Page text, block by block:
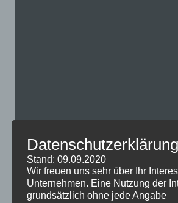
Datenschutzerklärung
Stand: 09.09.2020
Wir freuen uns sehr über Ihr
Unternehmen. Eine Nutzung der
grundsätzlich ohne jede Angabe